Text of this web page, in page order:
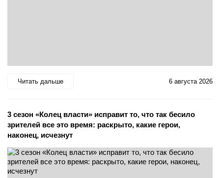
Читать дальше 6 августа 2026
3 сезон «Колец власти» исправит то, что так бесило
зрителей все это время: раскрыто, какие герои,
наконец, исчезнут